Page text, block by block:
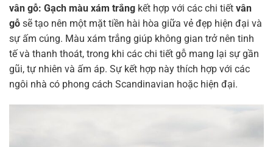
vân gỗ: Gạch màu xám trắng kết hợp với các chi tiết vân
gỗ sẽ tạo nên một mặt tiền hài hòa giữa vẻ đẹp hiện đại và
sự ấm cúng. Màu xám trắng giúp không gian trở nên tinh
tế và thanh thoát, trong khi các chi tiết gỗ mang lại sự gần
gũi, tự nhiên và ấm áp. Sự kết hợp này thích hợp với các
ngôi nhà có phong cách Scandinavian hoặc hiện đại.